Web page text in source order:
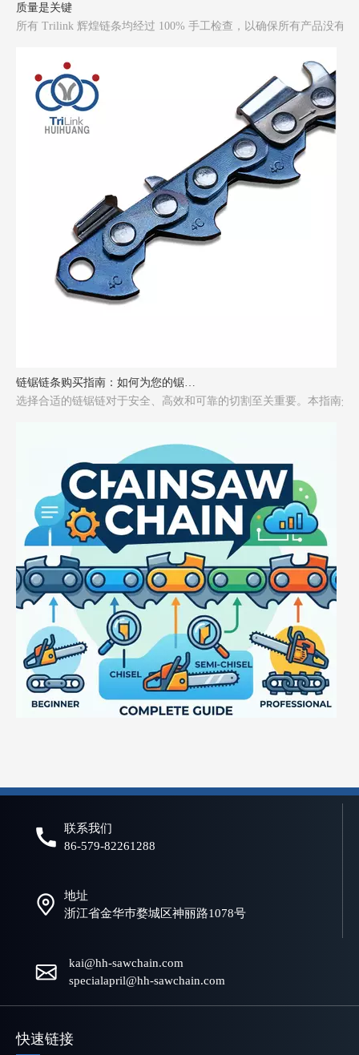
所有 Trilink 辉煌链条均经过 100% 手工检查，以确保所有产品没有
选择合适的链锯链对于安全、高效和可靠的切割至关重要。本指南
联系我们
86-579-82261288
地址
浙江省金华巿婺城区神丽路1078号
kai@hh-sawchain.com
specialapril@hh-sawchain.com
快速链接